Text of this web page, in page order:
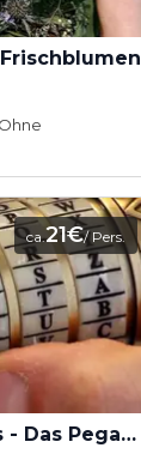
Ohne
ca.21€/ Pers.
Virtual Teamevents - Das Pegasus Projekt